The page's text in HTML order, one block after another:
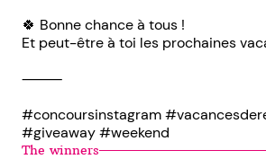
🍀 Bonne chance à tous !
Et peut-être à toi les prochaines
⸻
#concoursinstagram
#giveaway #weekend
The winners